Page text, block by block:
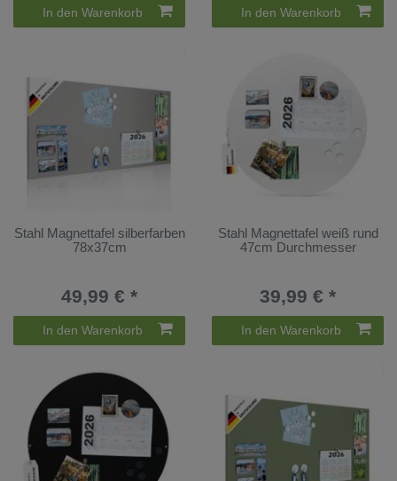
In den Warenkorb In den Warenkorb
Stahl Magnettafel silberfarben
78x37cm
49,99 € *
In den Warenkorb
Stahl Magnettafel weiß rund
47cm Durchmesser
39,99 € *
In den Warenkorb